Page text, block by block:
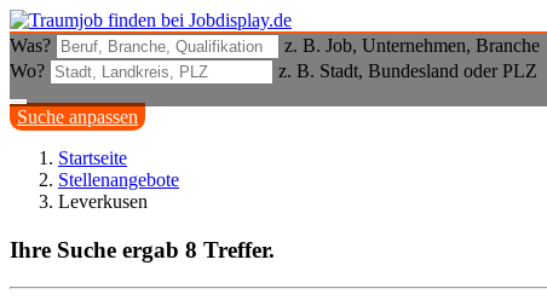
Was?
z. B. Job, Unternehmen, Branche
Wo?
z. B. Stadt, Bundesland oder PLZ
Suche anpassen
Startseite
Stellenangebote
Leverkusen
Ihre Suche ergab 8 Treffer.